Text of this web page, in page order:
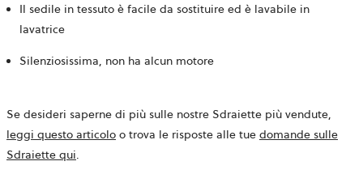
Il sedile in tessuto è facile da sostituire ed è lavabile in
lavatrice
Silenziosissima, non ha alcun motore
Se desideri saperne di più sulle nostre Sdraiette più vendute,
leggi questo articolo o trova le risposte alle tue domande sulle
Sdraiette qui.